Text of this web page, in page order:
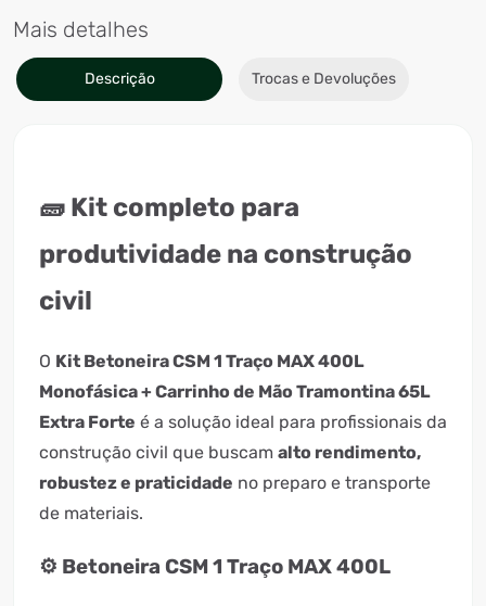
Mais detalhes
Descrição Trocas e Devoluções
🧱 Kit completo para
produtividade na construção
civil
O Kit Betoneira CSM 1 Traço MAX 400L
Monofásica + Carrinho de Mão Tramontina 65L
Extra Forte é a solução ideal para profissionais da
construção civil que buscam alto rendimento,
robustez e praticidade no preparo e transporte
de materiais.
⚙️ Betoneira CSM 1 Traço MAX 400L